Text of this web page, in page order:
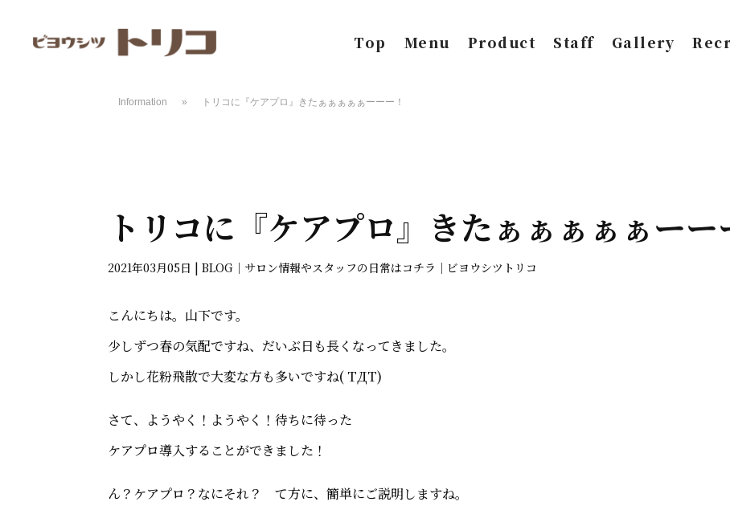
Top Menu Product Staff Gallery
Information » トリコに『ケアプロ』きたぁぁぁぁぁーーー！
トリコに『ケアプロ』きたぁぁぁぁぁーー
2021年03月05日 |BLOG｜サロン情報やスタッフの日常はコチラ｜ビヨウシツトリコ
こんにちは。山下です。
少しずつ春の気配ですね、だいぶ日も長くなってきました。
しかし花粉飛散で大変な方も多いですね( TДT)
さて、ようやく！ようやく！待ちに待った
ケアプロ導入することができました！
ん？ケアプロ？なにそれ？ て方に、簡単にご説明しますね。